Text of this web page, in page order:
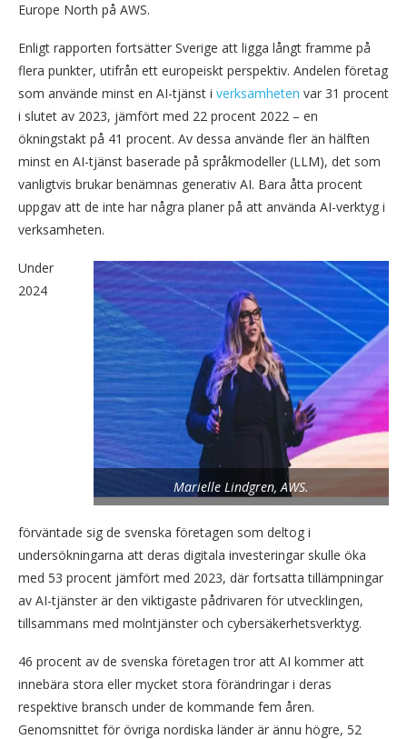
Europe North på AWS.
Enligt rapporten fortsätter Sverige att ligga långt framme på
flera punkter, utifrån ett europeiskt perspektiv. Andelen företag
som använde minst en AI-tjänst i verksamheten var 31 procent
i slutet av 2023, jämfört med 22 procent 2022 – en
ökningstakt på 41 procent. Av dessa använde fler än hälften
minst en AI-tjänst baserade på språkmodeller (LLM), det som
vanligtvis brukar benämnas generativ AI. Bara åtta procent
uppgav att de inte har några planer på att använda AI-verktyg i
verksamheten.
Marielle Lindgren, AWS.
Under
2024
förväntade sig de svenska företagen som deltog i
undersökningarna att deras digitala investeringar skulle öka
med 53 procent jämfört med 2023, där fortsatta tillämpningar
av AI-tjänster är den viktigaste pådrivaren för utvecklingen,
tillsammans med molntjänster och cybersäkerhetsverktyg.
46 procent av de svenska företagen tror att AI kommer att
innebära stora eller mycket stora förändringar i deras
respektive bransch under de kommande fem åren.
Genomsnittet för övriga nordiska länder är ännu högre, 52